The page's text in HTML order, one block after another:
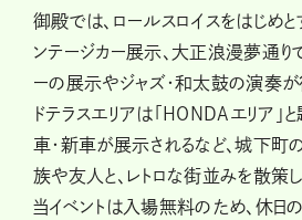
御殿では、ロールスロイスをはじめ
ンテージカー展示、大正浪漫夢通り
ーの展示やジャズ・和太鼓の演奏が
ドテラスエリアは「HONDAエリア」
車・新車が展示されるなど、城下町
族や友人と、レトロな街並みを散策
当イベントは入場無料のため、休日